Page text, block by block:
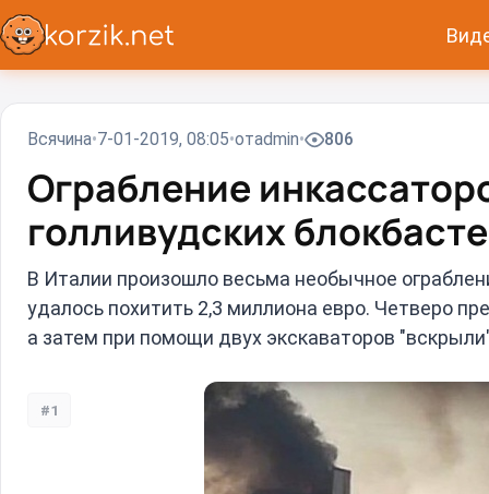
Всячина 7-01-2019, 08:05 отadmin 806
Ограбление
голливудских
В Италии произошло весьма необычное
удалось похитить 2,3 миллиона евро. Четверо
а затем при помощи двух экскаваторов
#1